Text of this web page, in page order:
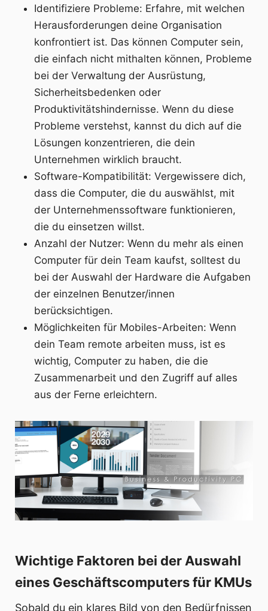
Identifiziere Probleme: Erfahre, mit welchen
Herausforderungen deine Organisation
konfrontiert ist. Das können Computer sein,
die einfach nicht mithalten können, Probleme
bei der Verwaltung der Ausrüstung,
Sicherheitsbedenken oder
Produktivitätshindernisse. Wenn du diese
Probleme verstehst, kannst du dich auf die
Lösungen konzentrieren, die dein
Unternehmen wirklich braucht.
Software-Kompatibilität: Vergewissere dich,
dass die Computer, die du auswählst, mit
der Unternehmenssoftware funktionieren,
die du einsetzen willst.
Anzahl der Nutzer: Wenn du mehr als einen
Computer für dein Team kaufst, solltest du
bei der Auswahl der Hardware die Aufgaben
der einzelnen Benutzer/innen
berücksichtigen.
Möglichkeiten für Mobiles-Arbeiten: Wenn
dein Team remote arbeiten muss, ist es
wichtig, Computer zu haben, die die
Zusammenarbeit und den Zugriff auf alles
aus der Ferne erleichtern.
Wichtige Faktoren bei der Auswahl
eines Geschäftscomputers für KMUs
Sobald du ein klares Bild von den Bedürfnissen